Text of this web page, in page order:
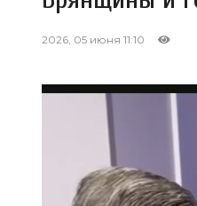
2026, 05 июня 11:10